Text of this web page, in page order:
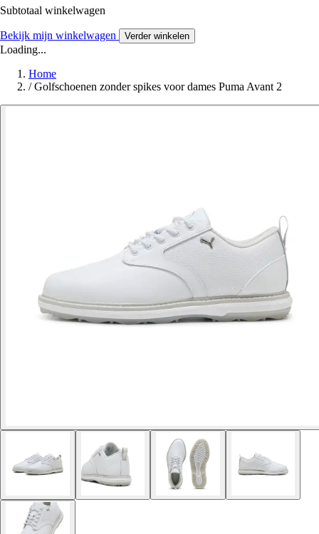
Subtotaal winkelwagen
Bekijk mijn winkelwagen Verder winkelen
Loading...
Home
/ Golfschoenen zonder spikes voor dames Puma Avant 2